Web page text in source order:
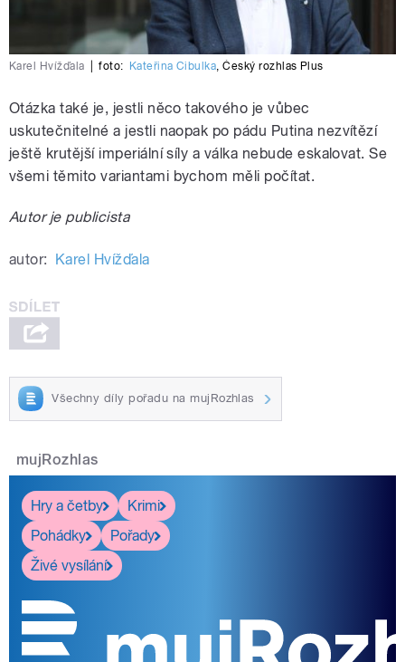
Karel Hvížďala foto: Kateřina Cibulka ,Český rozhlas Plus
Otázka také je, jestli něco takového je vůbec
uskutečnitelné a jestli naopak po pádu Putina nezvítězí
ještě krutější imperiální síly a válka nebude eskalovat. Se
všemi těmito variantami bychom měli počítat.
Autor je publicista
autor: Karel Hvížďala
Všechny díly pořadu na mujRozhlas
mujRozhlas
Hry a četby
Krimi
Pohádky
Pořady
Živé vysílání